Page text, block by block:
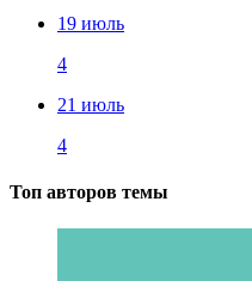
19 июль
4
21 июль
4
Топ авторов темы